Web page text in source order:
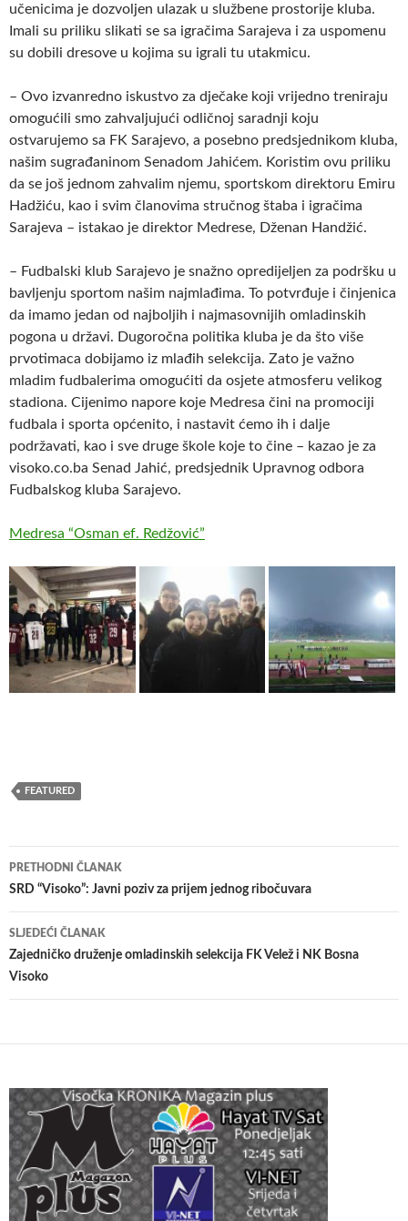
učenicima je dozvoljen ulazak u službene prostorije kluba.
Imali su priliku slikati se sa igračima Sarajeva i za uspomenu
su dobili dresove u kojima su igrali tu utakmicu.
– Ovo izvanredno iskustvo za dječake koji vrijedno treniraju
omogućili smo zahvaljujući odličnoj saradnji koju
ostvarujemo sa FK Sarajevo, a posebno predsjednikom kluba,
našim sugrađaninom Senadom Jahićem. Koristim ovu priliku
da se još jednom zahvalim njemu, sportskom direktoru Emiru
Hadžiću, kao i svim članovima stručnog štaba i igračima
Sarajeva – istakao je direktor Medrese, Dženan Handžić.
– Fudbalski klub Sarajevo je snažno opredijeljen za podršku u
bavljenju sportom našim najmlađima. To potvrđuje i činjenica
da imamo jedan od najboljih i najmasovnijih omladinskih
pogona u državi. Dugoročna politika kluba je da što više
prvotimaca dobijamo iz mlađih selekcija. Zato je važno
mladim fudbalerima omogućiti da osjete atmosferu velikog
stadiona. Cijenimo napore koje Medresa čini na promociji
fudbala i sporta općenito, i nastavit ćemo ih i dalje
podržavati, kao i sve druge škole koje to čine – kazao je za
visoko.co.ba Senad Jahić, predsjednik Upravnog odbora
Fudbalskog kluba Sarajevo.
Medresa “Osman ef. Redžović”
FEATURED
Navigacija
članaka
PRETHODNI ČLANAK
SRD “Visoko”: Javni poziv za prijem jednog ribočuvara
SLJEDEĆI ČLANAK
Zajedničko druženje omladinskih selekcija FK Velež i NK Bosna
Visoko